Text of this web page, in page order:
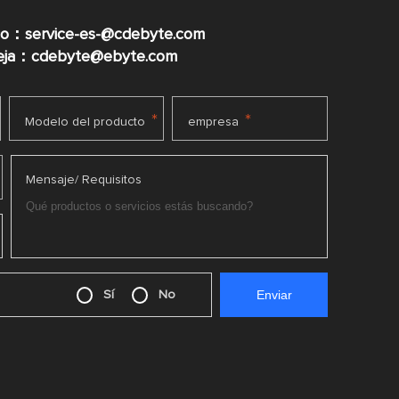
：service-es-@cdebyte.com
：cdebyte@ebyte.com
Modelo del producto * empresa *
Mensaje/ Requisitos
Sí No